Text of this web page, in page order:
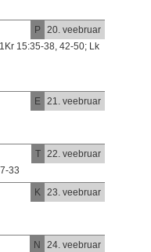
P 20. veebruar
15:35-38, 42-50; Lk
E 21. veebruar
T 22. veebruar
33
K 23. veebruar
N
24. veebruar